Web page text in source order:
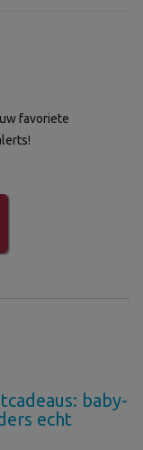
favoriete
baby-
echt